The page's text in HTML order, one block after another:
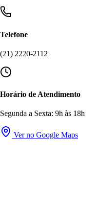
Telefone
(21) 2220-2112
Horário de Atendimento
Segunda a Sexta: 9h às 18h
Ver no Google Maps